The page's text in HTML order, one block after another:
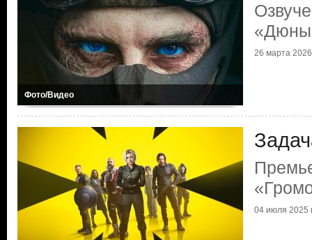
Фото/Видео
26 марта 2026
04 июля 2025